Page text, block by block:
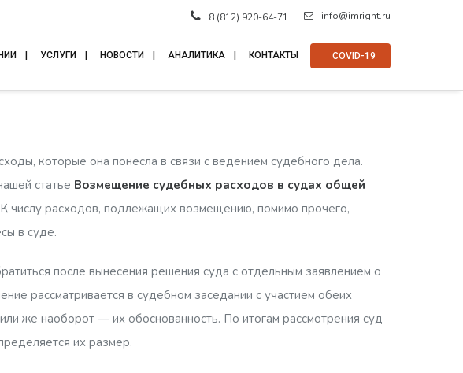
info@imright.ru
8 (812) 920-64-71
УСЛУГИ НОВОСТИ АНАЛИТИКА КОНТАКТЫ ⠀COVID-19
которые она понесла в связи с ведением судебного дела.
статье Возмещение судебных расходов в судах общей
числу расходов, подлежащих возмещению, помимо прочего,
в суде.
после вынесения решения суда с отдельным заявлением о
рассматривается в судебном заседании с участием обеих
же наоборот — их обоснованность. По итогам рассмотрения суд
их размер.